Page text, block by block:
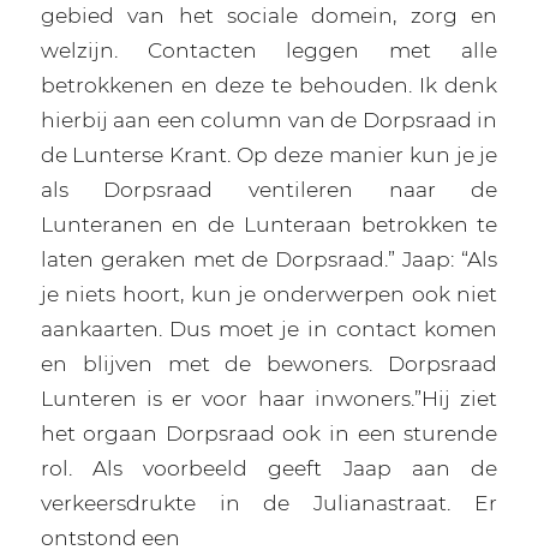
gebied van het sociale domein, zorg en
welzijn. Contacten leggen met alle
betrokkenen en deze te behouden. Ik denk
hierbij aan een column van de Dorpsraad in
de Lunterse Krant. Op deze manier kun je je
als Dorpsraad ventileren naar de
Lunteranen en de Lunteraan betrokken te
laten geraken met de Dorpsraad.” Jaap: “Als
je niets hoort, kun je onderwerpen ook niet
aankaarten. Dus moet je in contact komen
en blijven met de bewoners. Dorpsraad
Lunteren is er voor haar inwoners.”Hij ziet
het orgaan Dorpsraad ook in een sturende
rol. Als voorbeeld geeft Jaap aan de
verkeersdrukte in de Julianastraat. Er
ontstond een